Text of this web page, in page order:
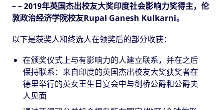
– – 2019年英国杰出校友大奖印度社会影响力奖得主，伦
敦政治经济学院校友Rupal Ganesh Kulkarni。
以下是获奖人和终选人在领奖后的部分收获：
在颁奖仪式上与有影响力的人建立联系，并在之后
保持联系：来自印度的英国杰出校友大奖获奖者在
德里举行的英女王生日宴会中与剑桥公爵和公爵夫
人见面